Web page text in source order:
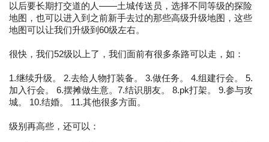
以后要长期打交道的人——土城传送员，选择不同等级的探险
地图，也可以进入到之前新手去过的那些高级升级地图，这些
地图可以让我们升级到60级左右。
很快，我们52级以上了，我们面前有很多条路可以走，如：
1.继续升级。 2.去给人物打装备。 3.做任务。 4.组建行会。 5.
加入行会。 6.摆摊做生意。7.结识朋友。 8.pk打架。 9.参与攻
城。 10.结婚。 11.其他很多方面。
级别再高些，还可以：